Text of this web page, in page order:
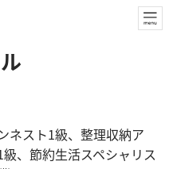
ネスト1級、整理収納ア
級、節約生活スペシャリス